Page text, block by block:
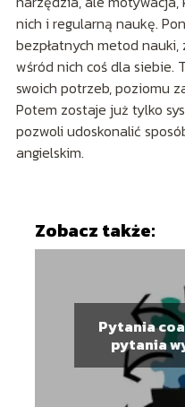
nich i regularną naukę.
bezpłatnych metod
wśród nich coś dla siebie.
swoich potrzeb, poziomu
Potem zostaje już tylko
pozwoli udoskonalić
angielskim.
Zobacz także:
Pytania
pytania
podczas